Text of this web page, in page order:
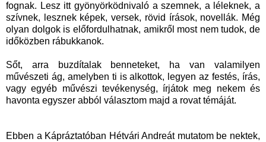
fognak. Lesz itt gyönyörködnivaló a szemnek, a léleknek, a
szívnek, lesznek képek, versek, rövid írások, novellák. Még
olyan dolgok is előfordulhatnak, amikről most nem tudok, de
időközben rábukkanok.
Sőt, arra buzdítalak benneteket, ha van valamilyen
művészeti ág, amelyben ti is alkottok, legyen az festés, írás,
vagy egyéb művészi tevékenység, írjátok meg nekem és
havonta egyszer abból választom majd a rovat témáját.
Ebben a Kápráztatóban Hétvári Andreát mutatom be nektek,